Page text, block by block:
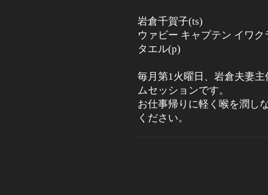
岩倉千賀子(ts)
ウァビー キャプテン イワク
タエル(p)
毎月第1火曜日、 岩倉夫妻
ムセッションです。
お仕事帰りに軽く喉を潤し
ください。